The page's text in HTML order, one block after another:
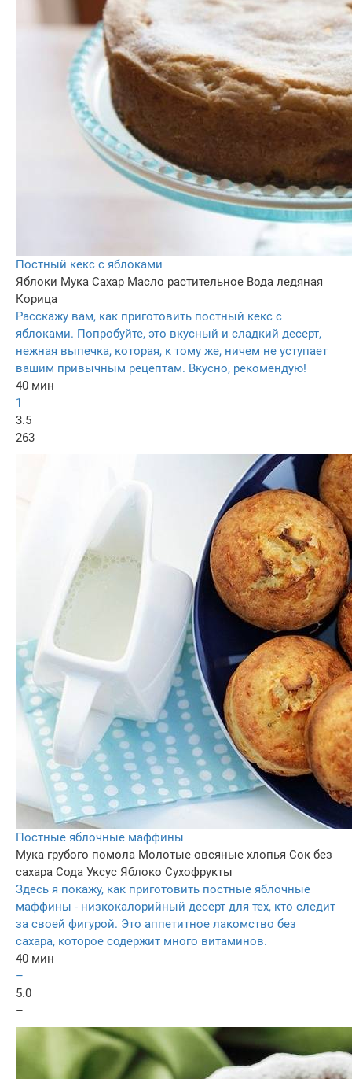
Постный кекс с яблоками
Яблоки Мука Сахар Масло растительное Вода ледяная
Корица
Расскажу вам, как приготовить постный кекс с
яблоками. Попробуйте, это вкусный и сладкий десерт,
нежная выпечка, которая, к тому же, ничем не уступает
вашим привычным рецептам. Вкусно, рекомендую!
40 мин
1
3.5
263
Постные яблочные маффины
Мука грубого помола Молотые овсяные хлопья Сок без
сахара Сода Уксус Яблоко Сухофрукты
Здесь я покажу, как приготовить постные яблочные
маффины - низкокалорийный десерт для тех, кто следит
за своей фигурой. Это аппетитное лакомство без
сахара, которое содержит много витаминов.
40 мин
–
5.0
–